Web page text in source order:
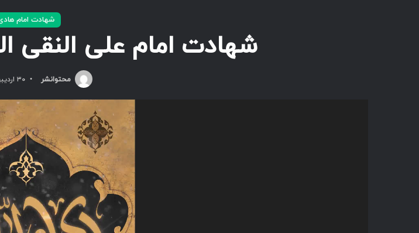
شهادت امام
شهادت امام علی النقی
محتوانشر ۳۰ اردیبهشت ۱۴۰۳